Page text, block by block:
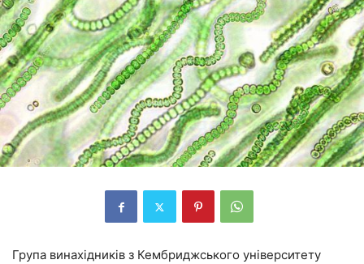
Група винахідників з Кембриджського університету